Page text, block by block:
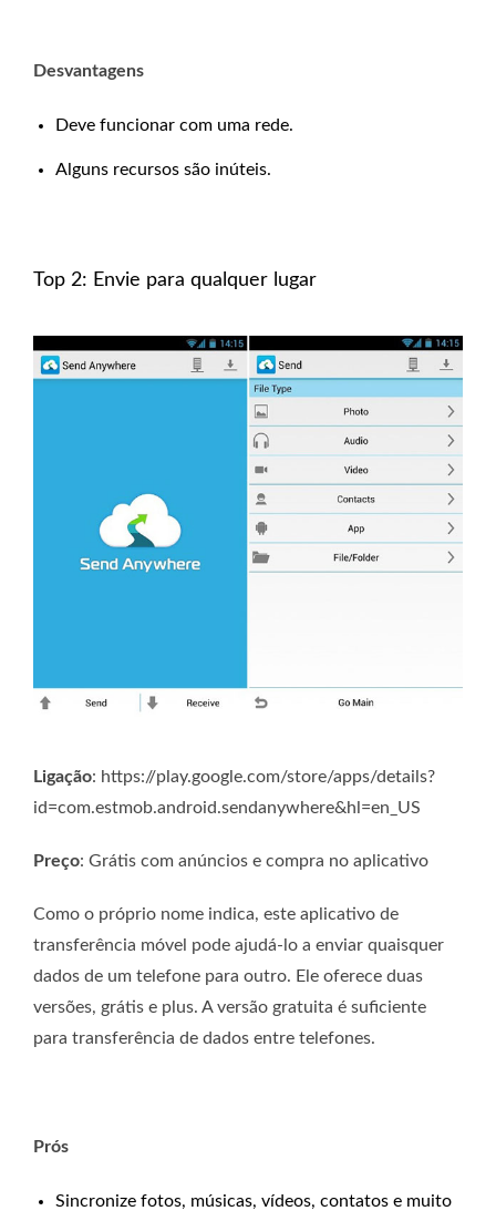
Desvantagens
Deve funcionar com uma rede.
Alguns recursos são inúteis.
Top 2: Envie para qualquer lugar
Ligação: https://play.google.com/store/apps/details?
id=com.estmob.android.sendanywhere&hl=en_US
Preço: Grátis com anúncios e compra no aplicativo
Como o próprio nome indica, este aplicativo de
transferência móvel pode ajudá-lo a enviar quaisquer
dados de um telefone para outro. Ele oferece duas
versões, grátis e plus. A versão gratuita é suficiente
para transferência de dados entre telefones.
Prós
Sincronize fotos, músicas, vídeos, contatos e muito